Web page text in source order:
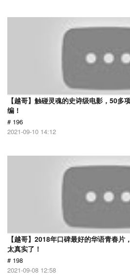
【越哥】触碰灵魂的史诗级电影，50多
编！
# 196
2021-09-10 14:12
【越哥】2018年口碑最好的华语青春
太真实了！
# 198
2021-09-08 12:58